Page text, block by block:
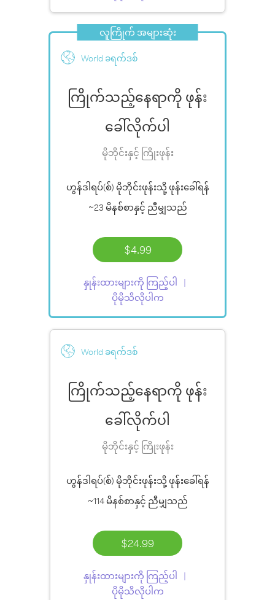
လူကြိုက် အများဆုံး
World ခရက်ဒစ်
ကြိုက်သည့်နေရာကို ဖုန်း
ခေါ်လိုက်ပါ
မိုဘိုင်းနှင့် ကြိုးဖုန်း
ဟွန်ဒါရပ်(စ်) မိုဘိုင်းဖုန်းသို့ ဖုန်းခေါ်ရန်
~23 မိနစ်စာနှင့် ညီမျှသည်
$4.99
နှုန်းထားများကို ကြည့်ပါ
ပိုမိုသိလိုပါက
World ခရက်ဒစ်
ကြိုက်သည့်နေရာကို ဖုန်း
ခေါ်လိုက်ပါ
မိုဘိုင်းနှင့် ကြိုးဖုန်း
ဟွန်ဒါရပ်(စ်) မိုဘိုင်းဖုန်းသို့ ဖုန်းခေါ်ရန်
~114 မိနစ်စာနှင့် ညီမျှသည်
$24.99
နှုန်းထားများကို ကြည့်ပါ
ပိုမိုသိလိုပါက